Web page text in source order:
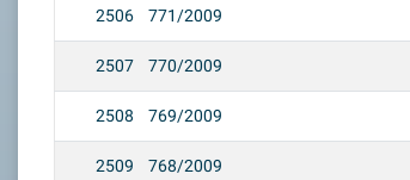
2506 771/2009
2507 770/2009
2508 769/2009
2509 768/2009